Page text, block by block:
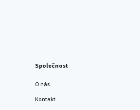
Společnost
O nás
Kontakt